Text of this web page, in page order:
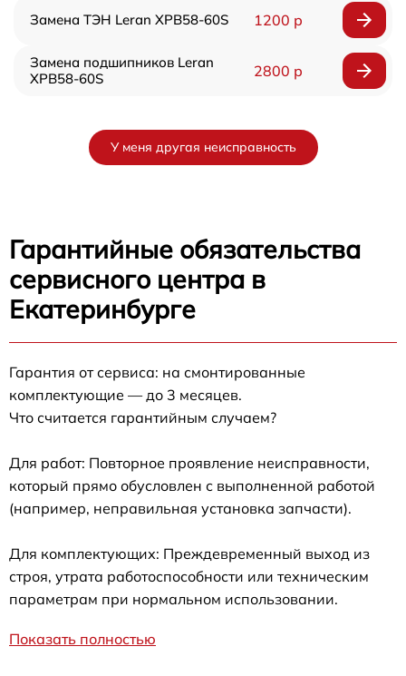
Замена ТЭН Leran XPB58-60S 1200 р
Замена подшипников Leran
XPB58-60S
2800 р
У меня другая неисправность
Гарантийные обязательства
сервисного центра в
Екатеринбурге
Гарантия от сервиса: на смонтированные
комплектующие — до 3 месяцев.
Что считается гарантийным случаем?
Для работ: Повторное проявление неисправности,
который прямо обусловлен с выполненной работой
(например, неправильная установка запчасти).
Для комплектующих: Преждевременный выход из
строя, утрата работоспособности или техническим
параметрам при нормальном использовании.
Показать полностью